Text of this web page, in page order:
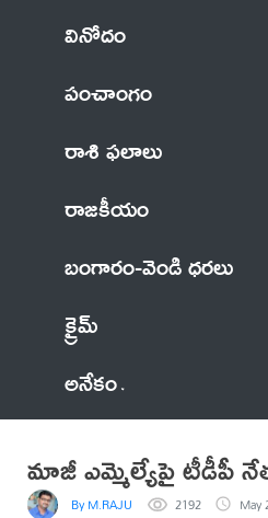
వినోదం
పంచాంగం
రాశి ఫలాలు
రాజకీయం
బంగారం-వెండి ధరలు
క్రైమ్
అనేకం
మాజీ ఎమ్మెల్యేపై టీడీపీ నేత
By M.RAJU 2192 May